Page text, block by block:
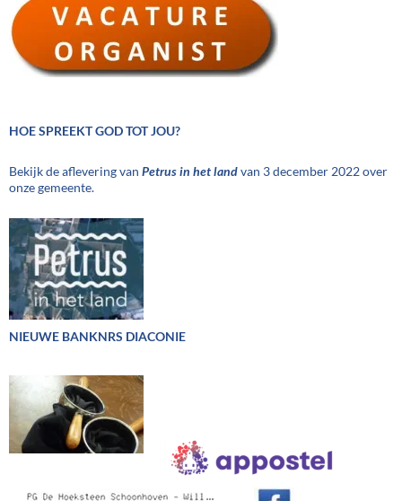
HOE SPREEKT GOD TOT JOU?
Bekijk de aflevering van Petrus in het landvan 3 december 2022 over
onze gemeente.
NIEUWE BANKNRS DIACONIE